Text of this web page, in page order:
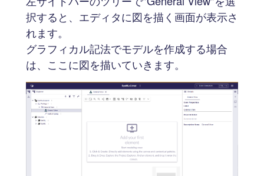
択すると、エディタに図を描く画面が表示さ
れます。
グラフィカル記法でモデルを作成する場合
は、ここに図を描いていきます。